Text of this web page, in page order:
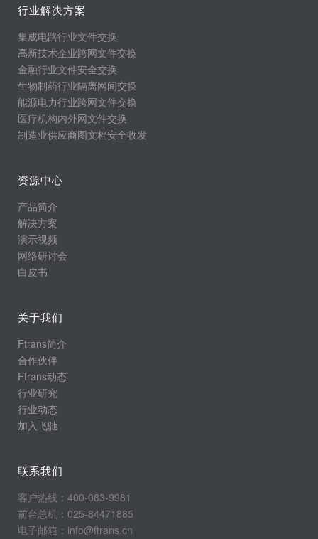
行业解决方案
集成电路行业文件交换
高新技术企业跨网文件交换
金融行业文件安全交换
生物制药行业隔离网间交换
能源电力行业跨网文件交换
医疗机构内外网文件交换
制造业供应商图文档安全收发
资源中心
产品简介
解决方案
演示视频
网络研讨会
白皮书
关于我们
Ftrans简介
合作伙伴
Ftrans动态
行业研究
行业动态
加入飞驰
联系我们
客户热线：400-083-9981
前台总机：025-84471885
电子邮箱：info@ftrans.cn